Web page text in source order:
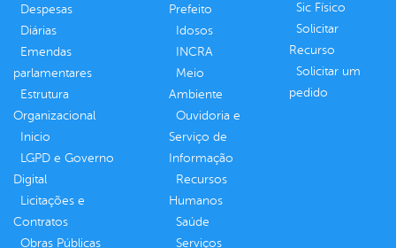
Despesas
Diárias
Emendas
parlamentares
Estrutura
Organizacional
Inicio
LGPD e Governo
Digital
Licitações e
Contratos
Obras Públicas
Prefeito
Idosos
INCRA
Meio
Ambiente
Ouvidoria e
Serviço de
Informação
Recursos
Humanos
Saúde
Serviços
Sic Físico
Solicitar
Recurso
Solicitar um
pedido